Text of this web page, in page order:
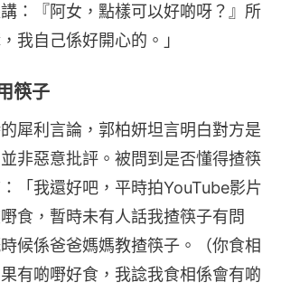
：『阿女，點樣可以好啲呀？』所
我自己係好開心的。」
筷子
犀利言論，郭柏妍坦言明白對方是
非惡意批評。被問到是否懂得揸筷
「我還好吧，平時拍YouTube影片
食，暫時未有人話我揸筷子有問
候係爸爸媽媽教揸筷子。（你食相
有啲嘢好食，我諗我食相係會有啲